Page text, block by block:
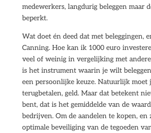
medewerkers, langdurig beleggen maar
beperkt.
Wat doet én deed dat met beleggingen,
Canning. Hoe kan ik 1000 euro
veel of weinig in vergelijking met
is het instrument waarin je wilt
een persoonlijke keuze. Natuurlijk moet
terugbetalen, geld. Maar dat betekent
bent, dat is het gemiddelde van de
bedrijven. Om de aandelen te kopen, en
optimale beveiliging van de tegoeden